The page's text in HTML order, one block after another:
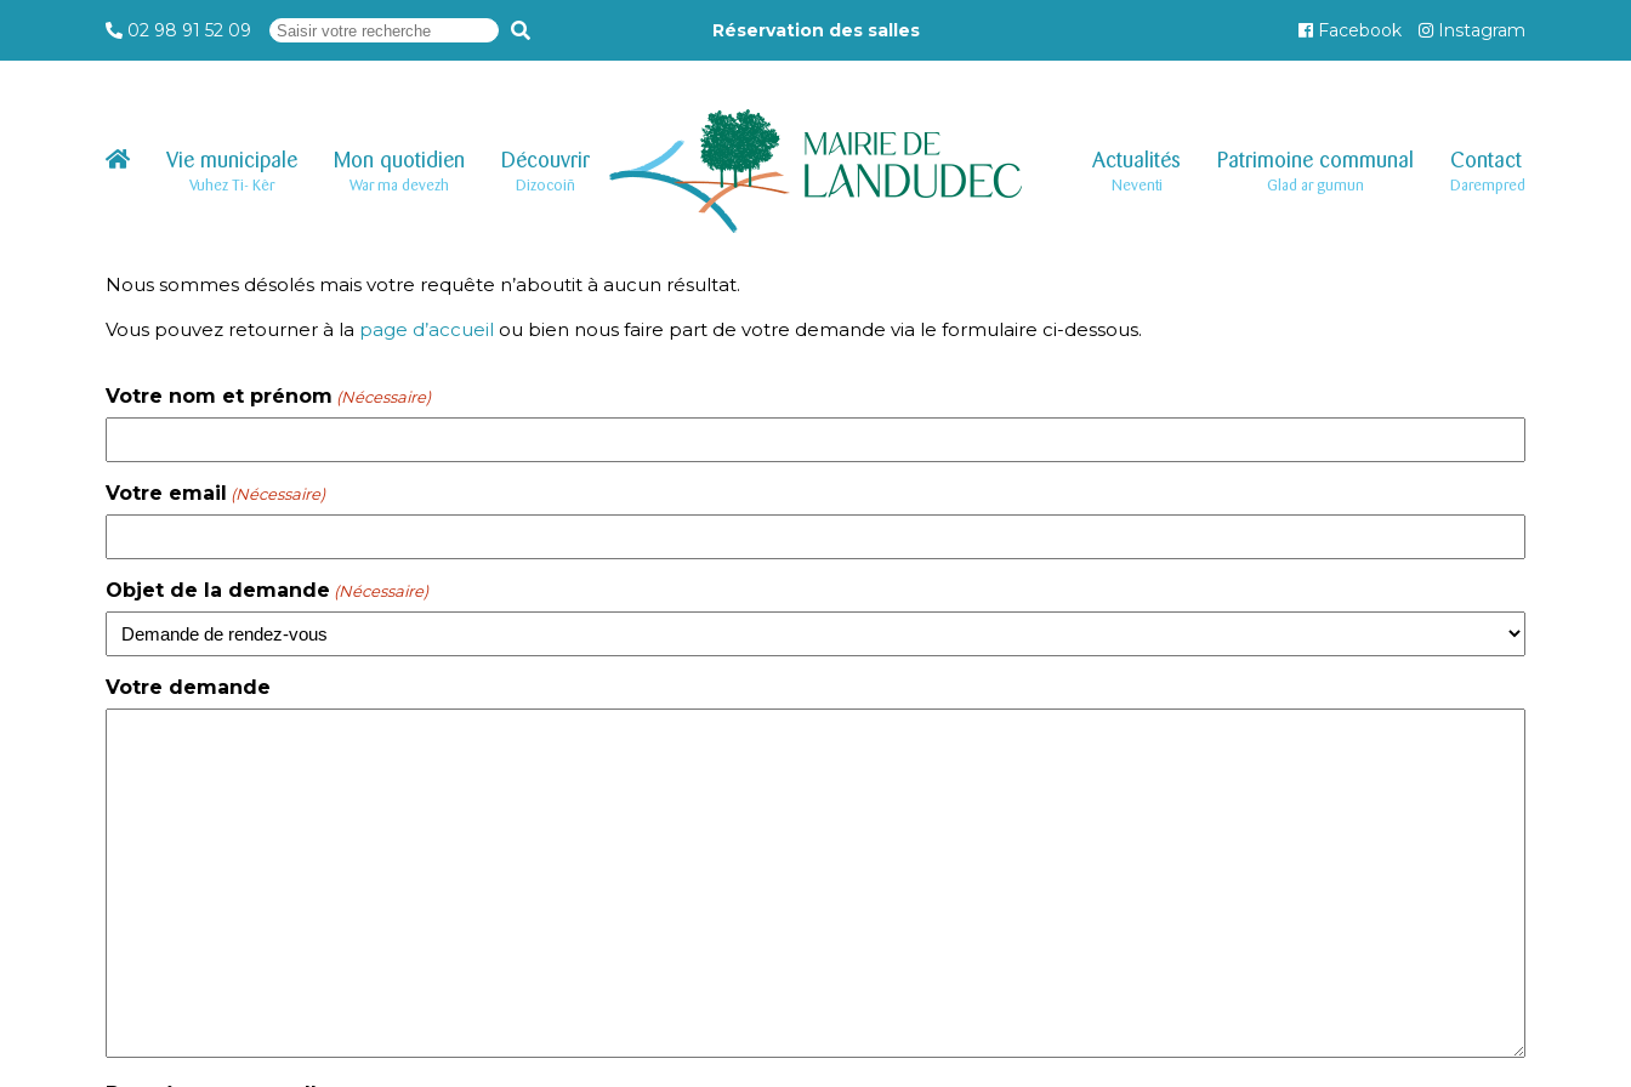
02 98 91 52 09 Réservation des salles Facebook Instagram
Vie municipale
Vuhez Ti- Kêr
Mon quotidien
War ma devezh
Découvrir
Dizocoiñ
Actualités
Neventi
Patrimoine communal
Glad ar gumun
Contact
Darempred
Nous sommes désolés mais votre requête n’aboutit à aucun résultat.
Vous pouvez retourner à la page d’accueil ou bien nous faire part de votre demande via le formulaire ci-dessous.
Votre nom et prénom (Nécessaire)
Votre email (Nécessaire)
Objet de la demande (Nécessaire)
Votre demande